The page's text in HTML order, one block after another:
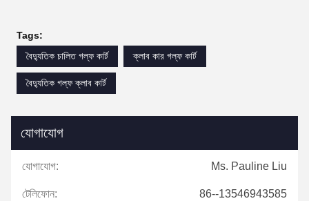
Tags:
বৈদ্যুতিক চালিত গল্ফ কার্ট
ক্লাব কার গল্ফ কার্ট
বৈদ্যুতিক গল্ফ ক্লাব কার্ট
যোগাযোগ
যোগাযোগ: Ms. Pauline Liu
টেলিফোন: 86--13546943585